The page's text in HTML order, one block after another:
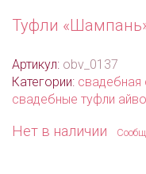
Туфли
Артикул: obv_0137
Категории: свадебная
свадебные туфли
Нет в наличии